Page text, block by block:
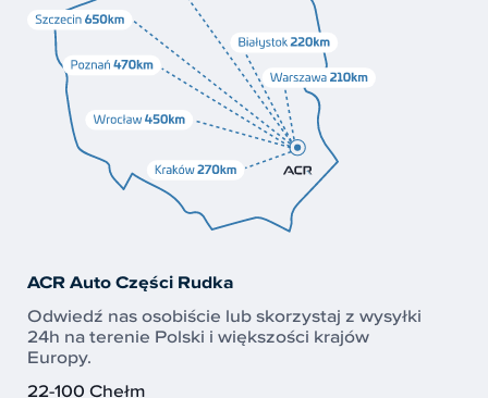
ACR Auto Części Rudka
Odwiedź nas osobiście lub skorzystaj z wysyłki
24h na terenie Polski i większości krajów
Europy.
22-100 Chełm